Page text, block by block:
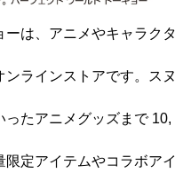
は、アニメやキャラクタ
ラインストアです。スヌ
たアニメグッズまで 10,
定アイテムやコラボアイ